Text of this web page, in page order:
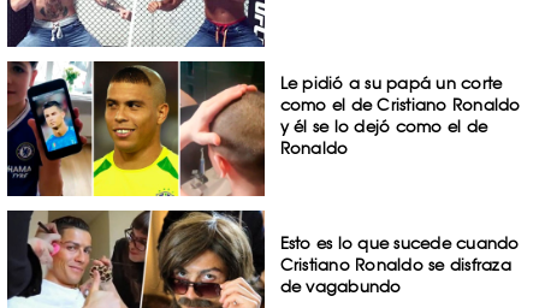
Le pidió a su papá un corte
como el de Cristiano Ronaldo
y él se lo dejó como el de
Ronaldo
Esto es lo que sucede cuando
Cristiano Ronaldo se disfraza
de vagabundo